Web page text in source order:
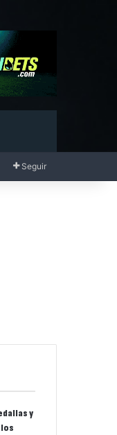
Seguir
y